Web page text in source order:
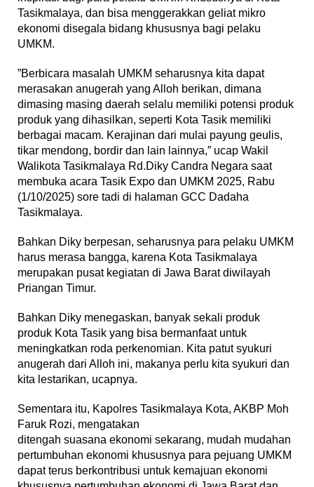
Tasikmalaya, dan bisa menggerakkan geliat mikro
ekonomi disegala bidang khususnya bagi pelaku
UMKM.
”Berbicara masalah UMKM seharusnya kita dapat
merasakan anugerah yang Alloh berikan, dimana
dimasing masing daerah selalu memiliki potensi produk
produk yang dihasilkan, seperti Kota Tasik memiliki
berbagai macam. Kerajinan dari mulai payung geulis,
tikar mendong, bordir dan lain lainnya,” ucap Wakil
Walikota Tasikmalaya Rd.Diky Candra Negara saat
membuka acara Tasik Expo dan UMKM 2025, Rabu
(1/10/2025) sore tadi di halaman GCC Dadaha
Tasikmalaya.
Bahkan Diky berpesan, seharusnya para pelaku UMKM
harus merasa bangga, karena Kota Tasikmalaya
merupakan pusat kegiatan di Jawa Barat diwilayah
Priangan Timur.
Bahkan Diky menegaskan, banyak sekali produk
produk Kota Tasik yang bisa bermanfaat untuk
meningkatkan roda perkenomian. Kita patut syukuri
anugerah dari Alloh ini, makanya perlu kita syukuri dan
kita lestarikan, ucapnya.
Sementara itu, Kapolres Tasikmalaya Kota, AKBP Moh
Faruk Rozi, mengatakan
ditengah suasana ekonomi sekarang, mudah mudahan
pertumbuhan ekonomi khususnya para pejuang UMKM
dapat terus berkontribusi untuk kemajuan ekonomi